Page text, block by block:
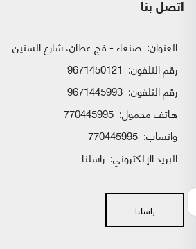
اتصل بنا
العنوان: صنعاء - فج عطان، شارع الستين
رقم التلفون: 9671450121
رقم التلفون: 9671445993
هاتف محمول: 770445995
واتساب:
البريد الإلكتروني: راسلنا
راسلنا